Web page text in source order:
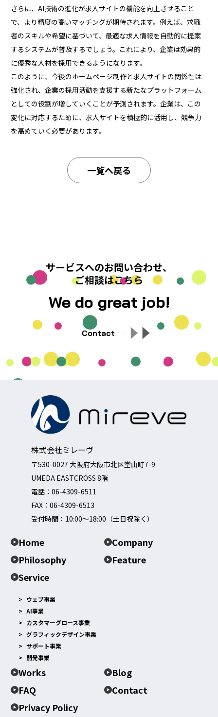
さらに、AI技術の進化が求人サイトの機能を向上させること
で、より精度の高いマッチングが期待されます。例えば、求職
者のスキルや希望に基づいて、最適な求人情報を自動的に提案
するシステムが普及するでしょう。これにより、企業は効果的
に優秀な人材を採用できるようになります。
このように、今後のホームページ制作と求人サイトの関係性は
強化され、企業の採用活動を支援する新たなプラットフォーム
としての役割が増していくことが予測されます。企業は、この
変化に対応するために、求人サイトを積極的に活用し、競争力
を高めていく必要があります。
一覧へ戻る
サービスへのお問い合わせ、
ご相談はこちら
We do great job!
Contact
株式会社ミレーヴ
〒530-0027 大阪府大阪市北区堂山町7-9
UMEDA EASTCROSS 8階
電話： 06-4309-6511
FAX：06-4309-6513
受付時間：10:00～18:00（土日祝除く）
Home
Company
Philosophy
Feature
Service
ウェブ事業
AI事業
カスタマーグロース事業
グラフィックデザイン事業
サポート事業
開発事業
Works
Blog
FAQ
Contact
Privacy Policy